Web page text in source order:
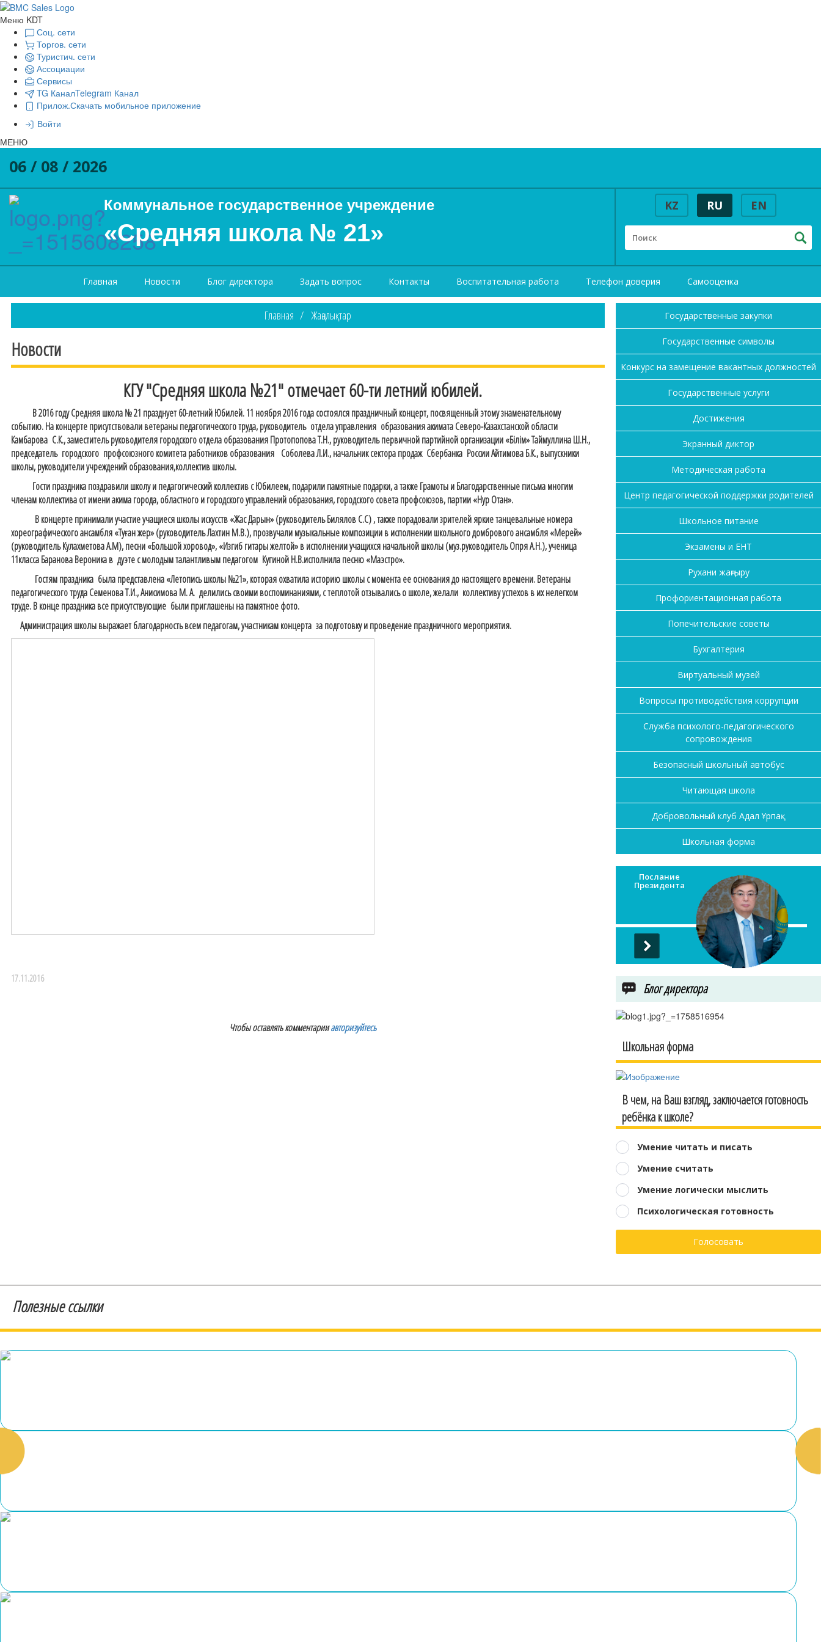
Меню KDT
Соц. сети
Торгов. сети
Туристич. сети
Ассоциации
Сервисы
TG КаналTelegram Канал
Прилож.Скачать мобильное приложение
Войти
МЕНЮ
06 / 08 / 2026
Коммунальное государственное учреждение
«Средняя школа № 21»
KZ RU EN
Главная Новости Блог директора Задать вопрос Контакты Воспитательная работа Телефон доверия Самооценка
Главная Жаңалықтар
Новости
КГУ "Средняя школа №21" отмечает 60-ти летний юбилей.
В 2016 году Средняя школа № 21 празднует 60-летний Юбилей. 11 ноября 2016 года состоялся праздничный концерт, посвященный этому знаменательному
событию. На концерте присутствовали ветераны педагогического труда, руководитель отдела управления образования акимата Северо-Казахстанской области
Камбарова С.К., заместитель руководителя городского отдела образования Протопопова Т.Н., руководитель первичной партийной организации «Білім» Таймуллина Ш.Н.,
председатель городского профсоюзного комитета работников образования Соболева Л.И., начальник сектора продаж Сбербанка России Айтимова Б.К., выпускники
школы, руководители учреждений образования,коллектив школы.
Гости праздника поздравили школу и педагогический коллектив с Юбилеем, подарили памятные подарки, а также Грамоты и Благодарственные письма многим
членам коллектива от имени акима города, областного и городского управлений образования, городского совета профсоюзов, партии «Нур Отан».
В концерте принимали участие учащиеся школы искусств «Жас Дарын» (руководитель Билялов С.С) , также порадовали зрителей яркие танцевальные номера
хореографического ансамбля «Туған жер» (руководитель Лахтин М.В.), прозвучали музыкальные композиции в исполнении школьного домбрового ансамбля «Мерей»
(руководитель Кулахметова А.М), песни «Большой хоровод», «Изгиб гитары желтой» в исполнении учащихся начальной школы (муз.руководитель Опря А.Н.), ученица
11класса Баранова Вероника в дуэте с молодым талантливым педагогом Кугиной Н.В.исполнила песню «Маэстро».
Гостям праздника была представлена «Летопись школы №21», которая охватила историю школы с момента ее основания до настоящего времени. Ветераны
педагогического труда Семенова Т.И., Анисимова М. А. делились своими воспоминаниями, с теплотой отзывались о школе, желали коллективу успехов в их нелегком
труде. В конце праздника все присутствующие были приглашены на памятное фото.
Администрация школы выражает благодарность всем педагогам, участникам концерта за подготовку и проведение праздничного мероприятия.
17.11.2016
Чтобы оставлять комментарииавторизуйтесь
Государственные закупки
Государственные символы
Конкурс на замещение вакантных должностей
Государственные услуги
Достижения
Экранный диктор
Методическая работа
Центр педагогической поддержки родителей
Школьное питание
Экзамены и ЕНТ
Рухани жаңғыру
Профориентационная работа
Попечительские советы
Бухгалтерия
Виртуальный музей
Вопросы противодействия коррупции
Служба психолого-педагогического
сопровождения
Безопасный школьный автобус
Читающая школа
Добровольный клуб Адал Ұрпақ
Школьная форма
Послание
Президента
Блог директора
Школьная форма
В чем, на Ваш взгляд, заключается готовность
ребёнка к школе?
Умение читать и писать
Умение считать
Умение логически мыслить
Психологическая готовность
Голосовать
Полезные ссылки